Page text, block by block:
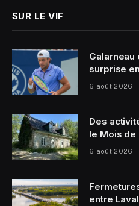
SUR LE VIF
Galarneau
surprise
6 août 2026
Des
le Mois de
6 août 2026
entre